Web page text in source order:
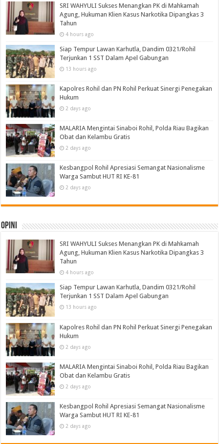
SRI WAHYULI Sukses Menangkan PK di Mahkamah
Agung, Hukuman Klien Kasus Narkotika Dipangkas 3
Tahun
4 hours ago
Siap Tempur Lawan Karhutla, Dandim 0321/Rohil
Terjunkan 1 SST Dalam Apel Gabungan
13 hours ago
Kapolres Rohil dan PN Rohil Perkuat Sinergi Penegakan
Hukum
2 days ago
MALARIA Mengintai Sinaboi Rohil, Polda Riau Bagikan
Obat dan Kelambu Gratis
2 days ago
Kesbangpol Rohil Apresiasi Semangat Nasionalisme
Warga Sambut HUT RI KE-81
2 days ago
Opini
SRI WAHYULI Sukses Menangkan PK di Mahkamah
Agung, Hukuman Klien Kasus Narkotika Dipangkas 3
Tahun
4 hours ago
Siap Tempur Lawan Karhutla, Dandim 0321/Rohil
Terjunkan 1 SST Dalam Apel Gabungan
13 hours ago
Kapolres Rohil dan PN Rohil Perkuat Sinergi Penegakan
Hukum
2 days ago
MALARIA Mengintai Sinaboi Rohil, Polda Riau Bagikan
Obat dan Kelambu Gratis
2 days ago
Kesbangpol Rohil Apresiasi Semangat Nasionalisme
Warga Sambut HUT RI KE-81
2 days ago